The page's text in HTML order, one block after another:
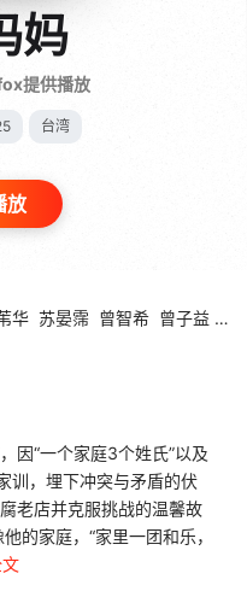
妈
提供播放
台湾
放
华 苏晏霈 曾智希 曾子益 陈
因“一个家庭3个姓氏”以及
训，埋下冲突与矛盾的伏
老店并克服挑战的温馨故
的家庭，“家里一团和乐，